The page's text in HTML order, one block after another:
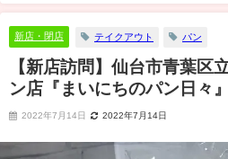
『まいにちのパン日々』へ行ってみた！
新店・閉店 テイクアウト パン
【新店訪問】仙台市青葉区
ン店『まいにちのパン日々
2022年7月14日 2022年7月14日